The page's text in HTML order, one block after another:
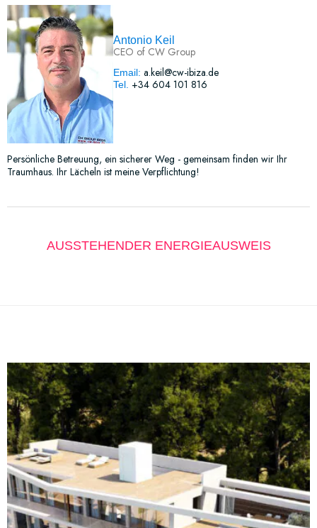
Antonio Keil
CEO of CW Group
Email: a.keil@cw-ibiza.de
Tel. +34 604 101 816
Persönliche Betreuung, ein sicherer Weg - gemeinsam finden wir Ihr
Traumhaus. Ihr Lächeln ist meine Verpflichtung!
AUSSTEHENDER ENERGIEAUSWEIS